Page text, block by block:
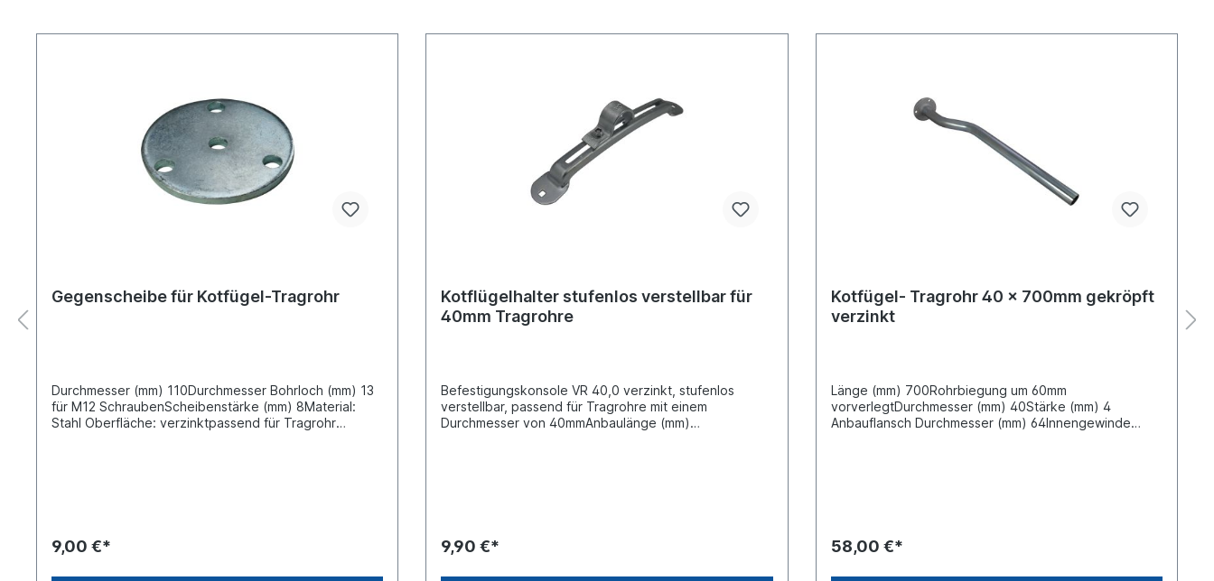
Gegenscheibe für Kotfügel-Tragrohr
Durchmesser (mm) 110Durchmesser Bohrloch (mm) 13
für M12 SchraubenScheibenstärke (mm) 8Material:
Stahl Oberfläche: verzinktpassend für Tragrohr
9,00 €*
Kotflügelhalter stufenlos verstellbar für
40mm Tragrohre
Befestigungskonsole VR 40,0 verzinkt, stufenlos
verstellbar, passend für Tragrohre mit einem
Durchmesser von 40mmAnbaulänge (mm)
9,90 €*
Kotfügel- Tragrohr 40 x 700mm gekröpft
verzinkt
Länge (mm) 700Rohrbiegung um 60mm
vorverlegtDurchmesser (mm) 40Stärke (mm) 4
Anbauflansch Durchmesser (mm) 64Innengewinde
58,00 €*